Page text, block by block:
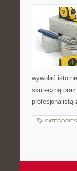
wywołać
skuteczną
profesjonalistą